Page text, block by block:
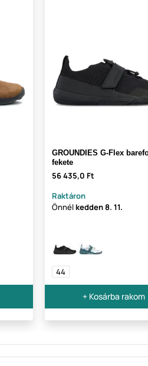
GROUNDIES G-Flex
fekete
56 435,0 Ft
Raktáron
Önnélkedden8. 11.
44
+ Kosárba rakom